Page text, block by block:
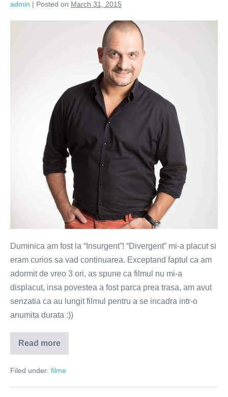
admin | Posted on March 31, 2015
Duminica am fost la “Insurgent”! “Divergent” mi-a placut si
eram curios sa vad continuarea. Exceptand faptul ca am
adormit de vreo 3 ori, as spune ca filmul nu mi-a
displacut, insa povestea a fost parca prea trasa, am avut
senzatia ca au lungit filmul pentru a se incadra intr-o
anumita durata :))
Read more
Insurgent
somnolent
Filed under: filme